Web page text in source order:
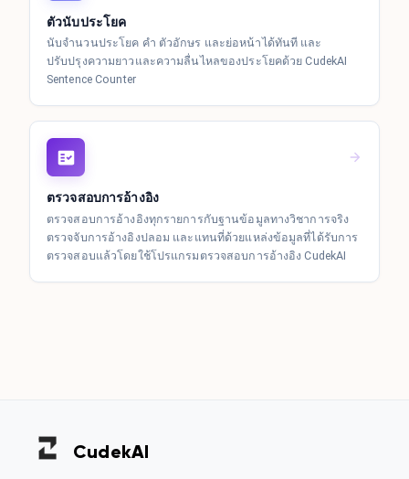
ตัวนับประโยค
นับจำนวนประโยค คำ ตัวอักษร และย่อหน้าได้ทันที และ
ปรับปรุงความยาวและความลื่นไหลของประโยคด้วย CudekAI
Sentence Counter
ตรวจสอบการอ้างอิง
ตรวจสอบการอ้างอิงทุกรายการกับฐานข้อมูลทางวิชาการจริง
ตรวจจับการอ้างอิงปลอม และแทนที่ด้วยแหล่งข้อมูลที่ได้รับการ
ตรวจสอบแล้วโดยใช้โปรแกรมตรวจสอบการอ้างอิง CudekAI
CudekAI